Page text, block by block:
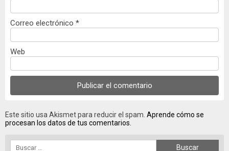
Correo electrónico *
Web
Este sitio usa Akismet para reducir el spam. Aprende cómo se
procesan los datos de tus comentarios.